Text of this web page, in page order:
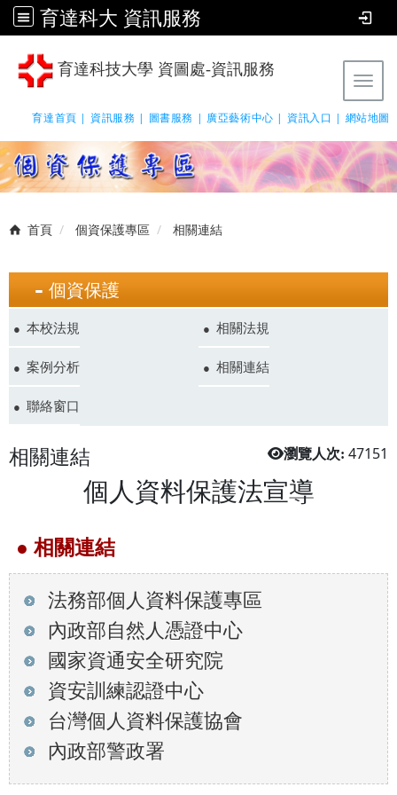
育達科大 資訊服務
育達科技大學 資圖處-資訊服務
育達首頁 | 資訊服務 | 圖書服務 | 廣亞藝術中心 | 資訊入口 | 網站地圖
首頁 個資保護專區 相關連結
個資保護
本校法規 相關法規
案例分析 相關連結
聯絡窗口
瀏覽人次: 47151
相關連結
個人資料保護法宣導
● 相關連結
法務部個人資料保護專區
內政部自然人憑證中心
國家資通安全研究院
資安訓練認證中心
台灣個人資料保護協會
內政部警政署